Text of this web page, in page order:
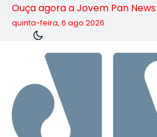
Ouça agora a Jovem Pan
quinta-feira, 6 ago 2026